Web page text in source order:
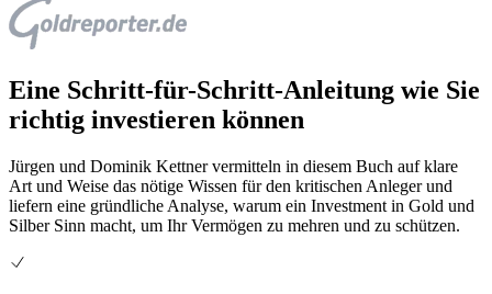
Eine Schritt-für-Schritt-Anleitung wie Sie
richtig investieren können
Jürgen und Dominik Kettner vermitteln in diesem Buch auf klare
Art und Weise das nötige Wissen für den kritischen Anleger und
liefern eine gründliche Analyse, warum ein Investment in Gold und
Silber Sinn macht, um Ihr Vermögen zu mehren und zu schützen.